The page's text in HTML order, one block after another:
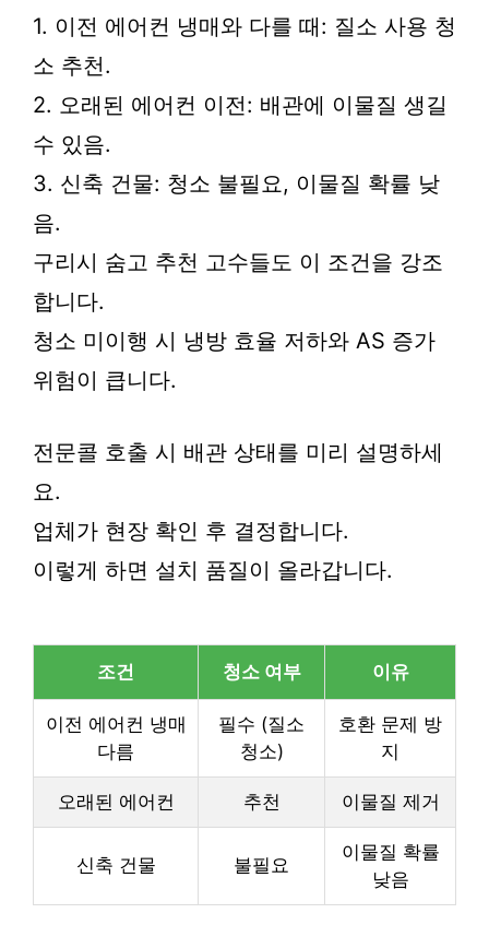
1. 이전 에어컨 냉매와 다를 때: 질소 사용 청
소 추천.
2. 오래된 에어컨 이전: 배관에 이물질 생길
수 있음.
3. 신축 건물: 청소 불필요, 이물질 확률 낮
음.
구리시 숨고 추천 고수들도 이 조건을 강조
합니다.
청소 미이행 시 냉방 효율 저하와 AS 증가
위험이 큽니다.
전문콜 호출 시 배관 상태를 미리 설명하세
요.
업체가 현장 확인 후 결정합니다.
이렇게 하면 설치 품질이 올라갑니다.
조건 청소 여부 이유
이전 에어컨 냉매
다름
필수 (질소
청소)
호환 문제 방
지
오래된 에어컨 추천 이물질 제거
신축 건물 불필요
이물질 확률
낮음